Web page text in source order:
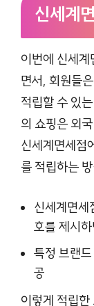
신세계
이번에 신세
면서, 회원들
적립할 수 있
의 쇼핑은 외
신세계면세점
를 적립하는
신세계면세
호를 제시
특정 브랜
공
이렇게 적립